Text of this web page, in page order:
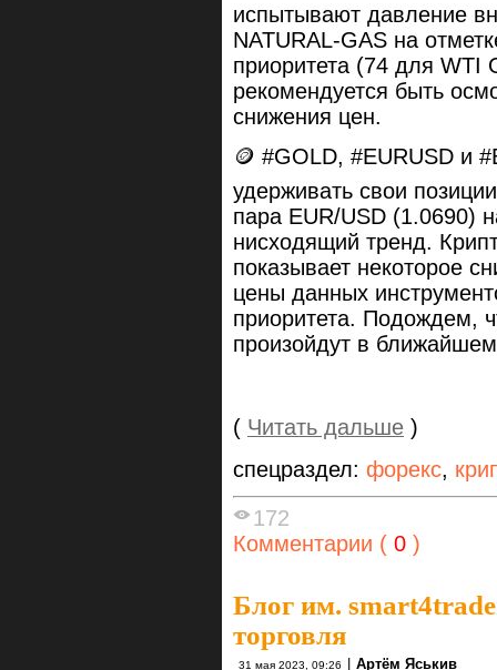
испытывают давление
NATURAL-GAS на
приоритета (74 для WTI
рекомендуется быть
снижения цен.
🪙 #GOLD, #EURUSD и
удерживать свои
пара EUR/USD (1.0690)
нисходящий тренд.
показывает некоторое
цены данных
приоритета. Подождем,
произойдут в
( Читать дальше )
спецраздел: форекс,
172
Комментарии ( 0 )
Блог им.
торговля
31 мая 2023, 09:26 Артём Яськив